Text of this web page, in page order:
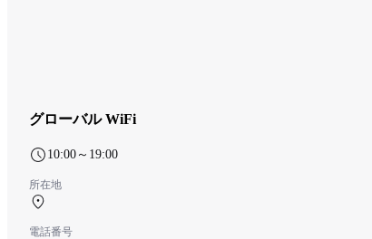
グローバル WiFi
10:00～19:00
所在地
電話番号